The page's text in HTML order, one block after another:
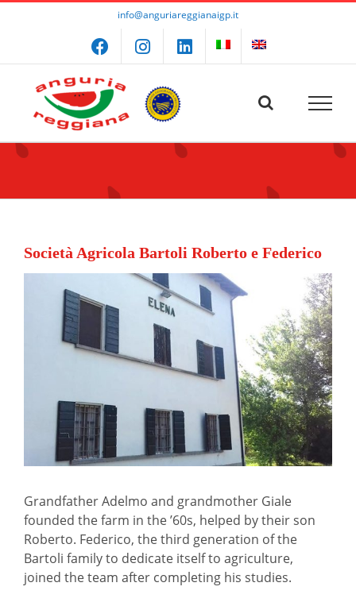
info@anguriareggianaigp.it
Società Agricola Bartoli Roberto e Federico
Grandfather Adelmo and grandmother Giale
founded the farm in the ’60s, helped by their son
Roberto. Federico, the third generation of the
Bartoli family to dedicate itself to agriculture,
joined the team after completing his studies.